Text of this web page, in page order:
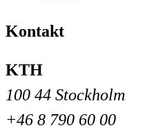
Kontakt
KTH
100 44 Stockholm
+46 8 790 60 00